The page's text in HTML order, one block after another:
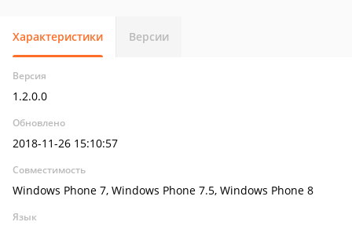
Характеристики Версии
Версия
1.2.0.0
Обновлено
2018-11-26 15:10:57
Совместимость
Windows Phone 7, Windows Phone 7.5, Windows Phone 8
Язык